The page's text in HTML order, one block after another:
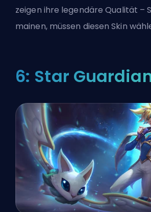
zeigen ihre legendäre Qualität –
mainen, müssen diesen Skin
6: Star